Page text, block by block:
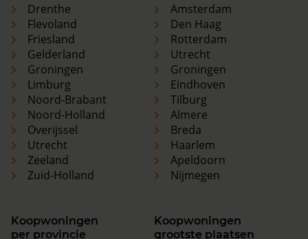
Drenthe
Flevoland
Friesland
Gelderland
Groningen
Limburg
Noord-Brabant
Noord-Holland
Overijssel
Utrecht
Zeeland
Zuid-Holland
Amsterdam
Den Haag
Rotterdam
Utrecht
Groningen
Eindhoven
Tilburg
Almere
Breda
Haarlem
Apeldoorn
Nijmegen
Koopwoningen
per provincie
Koopwoningen
grootste plaatsen